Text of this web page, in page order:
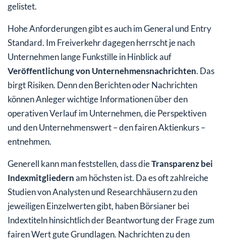
gelistet.
Hohe Anforderungen gibt es auch im General und Entry
Standard. Im Freiverkehr dagegen herrscht je nach
Unternehmen lange Funkstille in Hinblick auf
Veröffentlichung von Unternehmensnachrichten. Das
birgt Risiken. Denn den Berichten oder Nachrichten
können Anleger wichtige Informationen über den
operativen Verlauf im Unternehmen, die Perspektiven
und den Unternehmenswert – den fairen Aktienkurs –
entnehmen.
Generell kann man feststellen, dass dieTransparenz bei
Indexmitgliedernam höchsten ist. Da es oft zahlreiche
Studien von Analysten und Researchhäusern zu den
jeweiligen Einzelwerten gibt, haben Börsianer bei
Indextiteln hinsichtlich der Beantwortung der Frage zum
fairen Wert gute Grundlagen. Nachrichten zu den